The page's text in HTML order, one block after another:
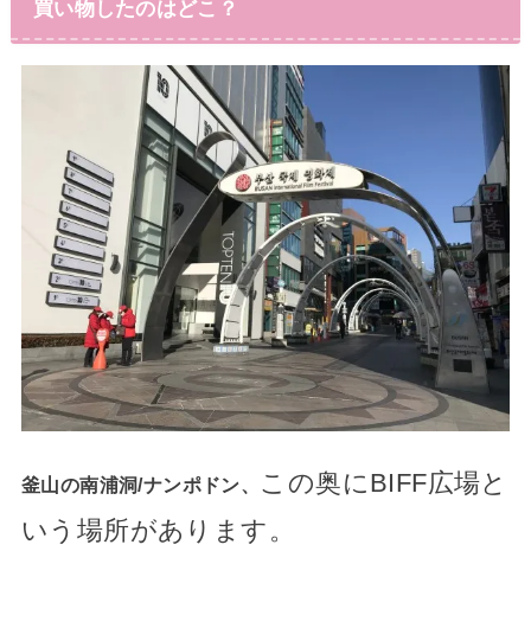
買い物したのはどこ？
釜山の南浦洞/ナンポドン、 この奥にBIFF広場と
いう場所があります。